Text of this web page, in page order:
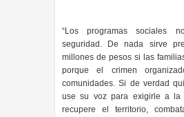
“Los programas sociales
seguridad. De nada sirve
millones de pesos si las
porque el crimen
comunidades. Si de verdad
use su voz para exigirle a la
recupere el territorio,